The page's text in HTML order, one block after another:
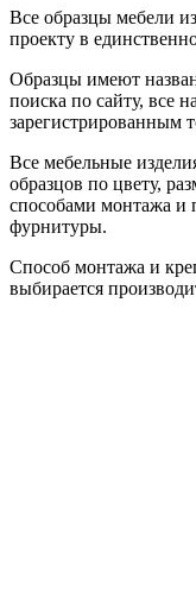
Все образцы мебели
проекту в
Образцы имеют
поиска по сайту, все
зарегистрированным
Все мебельные
образцов по цвету,
способами монтажа и
фурнитуры.
Способ монтажа и
выбирается